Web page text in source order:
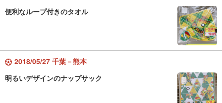
便利なループ付きのタオル
2018/05/27 千葉－熊本
明るいデザインのナップサック